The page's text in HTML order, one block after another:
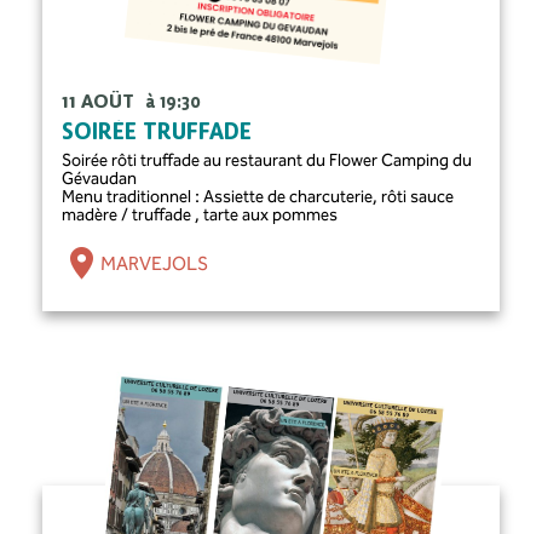
11 AOÛT à 19:30
SOIRÉE TRUFFADE
Soirée rôti truffade au restaurant du Flower Camping du
Gévaudan
Menu traditionnel : Assiette de charcuterie, rôti sauce
madère / truffade , tarte aux pommes
MARVEJOLS